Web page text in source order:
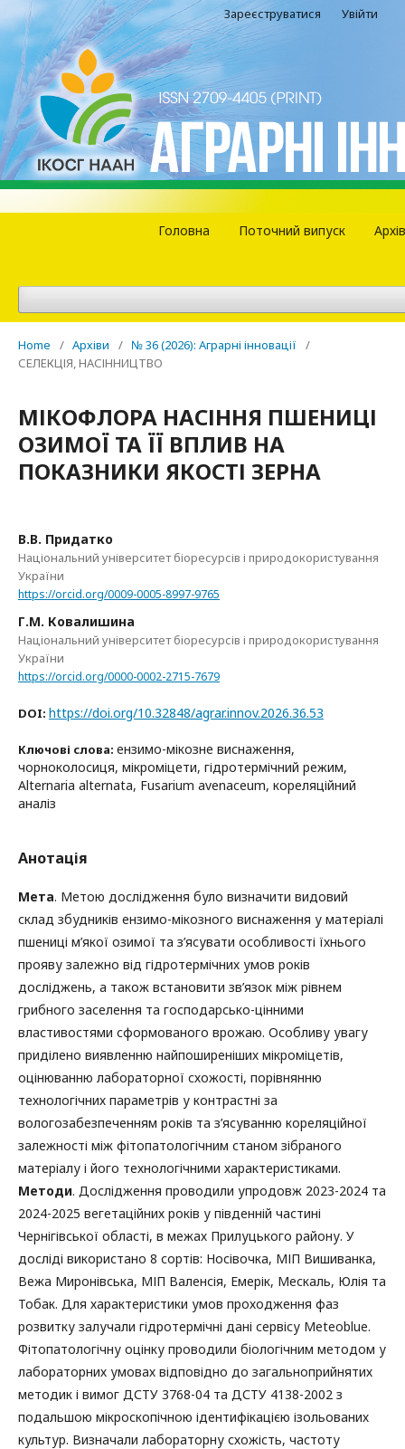
Головна Поточний випуск
Зареєструватися Увійти
Home / Архіви / № 36 (2026): Аграрні інновації
/
СЕЛЕКЦІЯ, НАСІННИЦТВО
МІКОФЛОРА НАСІННЯ ПШЕНИЦІ
ОЗИМОЇ ТА ЇЇ ВПЛИВ НА
ПОКАЗНИКИ ЯКОСТІ ЗЕРНА
В.В. Придатко
Національний університет біоресурсів і природокористування
України
https://orcid.org/0009-0005-8997-9765
Г.М. Ковалишина
Національний університет біоресурсів і природокористування
України
https://orcid.org/0000-0002-2715-7679
DOI: https://doi.org/10.32848/agrar.innov.2026.36.53
Ключові слова: ензимо-мікозне виснаження,
чорноколосиця, мікроміцети, гідротермічний режим,
Alternaria alternata, Fusarium avenaceum, кореляційний
аналіз
Анотація
Мета. Метою дослідження було визначити видовий
склад збудників ензимо-мікозного виснаження у матеріалі
пшениці м’якої озимої та з’ясувати особливості їхнього
прояву залежно від гідротермічних умов років
досліджень, а також встановити зв’язок між рівнем
грибного заселення та господарсько-цінними
властивостями сформованого врожаю. Особливу увагу
приділено виявленню найпоширеніших мікроміцетів,
оцінюванню лабораторної схожості, порівнянню
технологічних параметрів у контрастні за
вологозабезпеченням років та з’ясуванню кореляційної
залежності між фітопатологічним станом зібраного
матеріалу і його технологічними характеристиками.
Методи. Дослідження проводили упродовж 2023-2024 та
2024-2025 вегетаційних років у південній частині
Чернігівської області, в межах Прилуцького району. У
досліді використано 8 сортів: Носівочка, МІП Вишиванка,
Вежа Миронівська, МІП Валенсія, Емерік, Мескаль, Юлія та
Тобак. Для характеристики умов проходження фаз
розвитку залучали гідротермічні дані сервісу Meteoblue.
Фітопатологічну оцінку проводили біологічним методом у
лабораторних умовах відповідно до загальноприйнятих
методик і вимог ДСТУ 3768-04 та ДСТУ 4138-2002 з
подальшою мікроскопічною ідентифікацією ізольованих
культур. Визначали лабораторну схожість, частоту